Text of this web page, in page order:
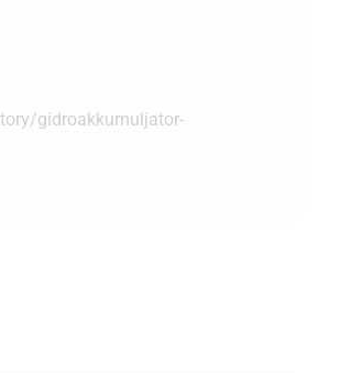
gidroakkumuljator-